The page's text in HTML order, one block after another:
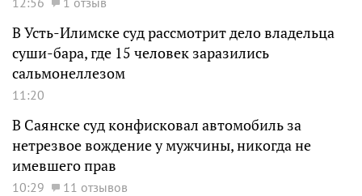
В Усть-Илимске суд рассмотрит дело владельца
суши-бара, где 15 человек заразились
сальмонеллезом
11:20
В Саянске суд конфисковал автомобиль за
нетрезвое вождение у мужчины, никогда не
имевшего прав
10:29
11 отзывов